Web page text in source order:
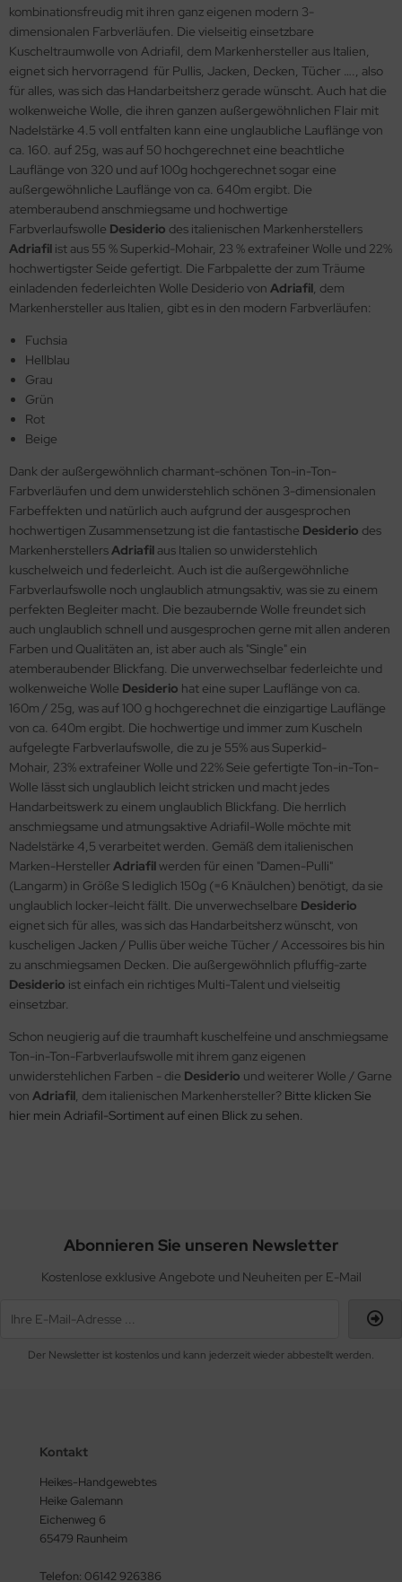
kombinationsfreudig mit ihren ganz eigenen modern 3-
dimensionalen Farbverläufen. Die vielseitig einsetzbare
Kuscheltraumwolle von Adriafil, dem Markenhersteller aus Italien,
eignet sich hervorragend für Pullis, Jacken, Decken, Tücher …., also
für alles, was sich das Handarbeitsherz gerade wünscht. Auch hat die
wolkenweiche Wolle, die ihren ganzen außergewöhnlichen Flair mit
Nadelstärke 4.5 voll entfalten kann eine unglaubliche Lauflänge von
ca. 160. auf 25g, was auf 50 hochgerechnet eine beachtliche
Lauflänge von 320 und auf 100g hochgerechnet sogar eine
außergewöhnliche Lauflänge von ca. 640m ergibt. Die
atemberaubend anschmiegsame und hochwertige
Farbverlaufswolle Desiderio des italienischen Markenherstellers
Adriafil ist aus 55 % Superkid-Mohair, 23 % extrafeiner Wolle und 22%
hochwertigster Seide gefertigt. Die Farbpalette der zum Träume
einladenden federleichten Wolle Desiderio von Adriafil, dem
Markenhersteller aus Italien, gibt es in den modern Farbverläufen:
Fuchsia
Hellblau
Grau
Grün
Rot
Beige
Dank der außergewöhnlich charmant-schönen Ton-in-Ton-
Farbverläufen und dem unwiderstehlich schönen 3-dimensionalen
Farbeffekten und natürlich auch aufgrund der ausgesprochen
hochwertigen Zusammensetzung ist die fantastische Desiderio des
MarkenherstellersAdriafil aus Italien so unwiderstehlich
kuschelweich und federleicht. Auch ist die außergewöhnliche
Farbverlaufswolle noch unglaublich atmungsaktiv, was sie zu einem
perfekten Begleiter macht. Die bezaubernde Wolle freundet sich
auch unglaublich schnell und ausgesprochen gerne mit allen anderen
Farben und Qualitäten an, ist aber auch als "Single" ein
atemberaubender Blickfang. Die unverwechselbar federleichte und
wolkenweiche Wolle Desiderio hat eine super Lauflänge von ca.
160m / 25g, was auf 100 g hochgerechnet die einzigartige Lauflänge
von ca. 640m ergibt. Die hochwertige und immer zum Kuscheln
aufgelegte Farbverlaufswolle, die zu je 55% aus Superkid-
Mohair, 23% extrafeiner Wolle und 22% Seie gefertigte Ton-in-Ton-
Wolle lässt sich unglaublich leicht stricken und macht jedes
Handarbeitswerk zu einem unglaublich Blickfang. Die herrlich
anschmiegsame und atmungsaktive Adriafil-Wolle möchte mit
Nadelstärke 4,5 verarbeitet werden. Gemäß dem italienischen
Marken-Hersteller Adriafilwerden für einen "Damen-Pulli"
(Langarm) in Größe S lediglich 150g (=6 Knäulchen) benötigt, da sie
unglaublich locker-leicht fällt. Die unverwechselbare Desiderio
eignet sich für alles, was sich das Handarbeitsherz wünscht, von
kuscheligen Jacken / Pullis über weiche Tücher / Accessoires bis hin
zu anschmiegsamen Decken. Die außergewöhnlich pfluffig-zarte
Desiderio ist einfach ein richtiges Multi-Talent und vielseitig
einsetzbar.
Schon neugierig auf die traumhaft kuschelfeine und anschmiegsame
Ton-in-Ton-Farbverlaufswolle mit ihrem ganz eigenen
unwiderstehlichen Farben - die Desiderio und weiterer Wolle / Garne
von Adriafil, dem italienischen Markenhersteller? Bitte klicken Sie
hier mein Adriafil-Sortiment auf einen Blick zu sehen.
Abonnieren Sie unseren Newsletter
Kostenlose exklusive Angebote und Neuheiten per E-Mail
Der Newsletter ist kostenlos und kann jederzeit wieder abbestellt werden.
Kontakt
Heikes-Handgewebtes
Heike Galemann
Eichenweg 6
65479 Raunheim
Telefon: 06142 926386